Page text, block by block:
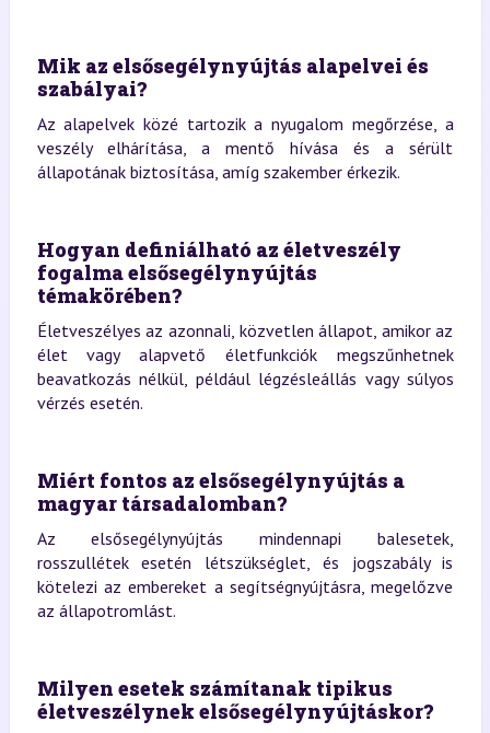
Mik az elsősegélynyújtás alapelvei és
szabályai?
Az alapelvek közé tartozik a nyugalom megőrzése, a
veszély elhárítása, a mentő hívása és a sérült
állapotának biztosítása, amíg szakember érkezik.
Hogyan definiálható az életveszély
fogalma elsősegélynyújtás
témakörében?
Életveszélyes az azonnali, közvetlen állapot, amikor az
élet vagy alapvető életfunkciók megszűnhetnek
beavatkozás nélkül, például légzésleállás vagy súlyos
vérzés esetén.
Miért fontos az elsősegélynyújtás a
magyar társadalomban?
Az elsősegélynyújtás mindennapi balesetek,
rosszullétek esetén létszükséglet, és jogszabály is
kötelezi az embereket a segítségnyújtásra, megelőzve
az állapotromlást.
Milyen esetek számítanak tipikus
életveszélynek elsősegélynyújtáskor?